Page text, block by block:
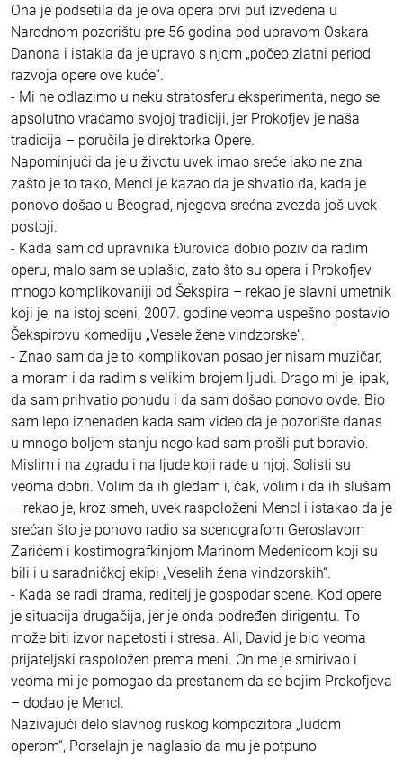
Ona je podsetila da je ova opera prvi put izvedena u
Narodnom pozorištu pre 56 godina pod upravom Oskara
Danona i istakla da je upravo s njom „počeo zlatni period
razvoja opere ove kuće“.
- Mi ne odlazimo u neku stratosferu eksperimenta, nego se
apsolutno vraćamo svojoj tradiciji, jer Prokofjev je naša
tradicija – poručila je direktorka Opere.
Napominjući da je u životu uvek imao sreće iako ne zna
zašto je to tako, Mencl je kazao da je shvatio da, kada je
ponovo došao u Beograd, njegova srećna zvezda još uvek
postoji.
- Kada sam od upravnika Đurovića dobio poziv da radim
operu, malo sam se uplašio, zato što su opera i Prokofjev
mnogo komplikovaniji od Šekspira – rekao je slavni umetnik
koji je, na istoj sceni, 2007. godine veoma uspešno postavio
Šekspirovu komediju „Vesele žene vindzorske“.
- Znao sam da je to komplikovan posao jer nisam muzičar,
a moram i da radim s velikim brojem ljudi. Drago mi je, ipak,
da sam prihvatio ponudu i da sam došao ponovo ovde. Bio
sam lepo iznenađen kada sam video da je pozorište danas
u mnogo boljem stanju nego kad sam prošli put boravio.
Mislim i na zgradu i na ljude koji rade u njoj. Solisti su
veoma dobri. Volim da ih gledam i, čak, volim i da ih slušam
– rekao je, kroz smeh, uvek raspoloženi Mencl i istakao da je
srećan što je ponovo radio sa scenografom Geroslavom
Zarićem i kostimografkinjom Marinom Medenicom koji su
bili i u saradničkoj ekipi „Veselih žena vindzorskih“.
- Kada se radi drama, reditelj je gospodar scene. Kod opere
je situacija drugačija, jer je onda podređen dirigentu. To
može biti izvor napetosti i stresa. Ali, David je bio veoma
prijateljski raspoložen prema meni. On me je smirivao i
veoma mi je pomogao da prestanem da se bojim Prokofjeva
– dodao je Mencl.
Nazivajući delo slavnog ruskog kompozitora „ludom
operom“, Porselajn je naglasio da mu je potpuno